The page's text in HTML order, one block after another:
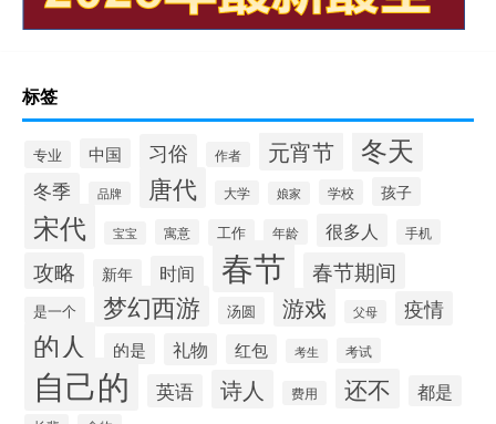
标签
专业 中国 习俗 作者 元宵节 冬天
冬季 品牌 唐代 大学 娘家 学校 孩子
宋代 宝宝 寓意 工作 年龄 很多人 手机
攻略 新年 时间 春节 春节期间
是一个 梦幻西游 汤圆 游戏 父母 疫情
的人 的是 礼物 红包 考生 考试
自己的 英语 诗人 费用 还不 都是